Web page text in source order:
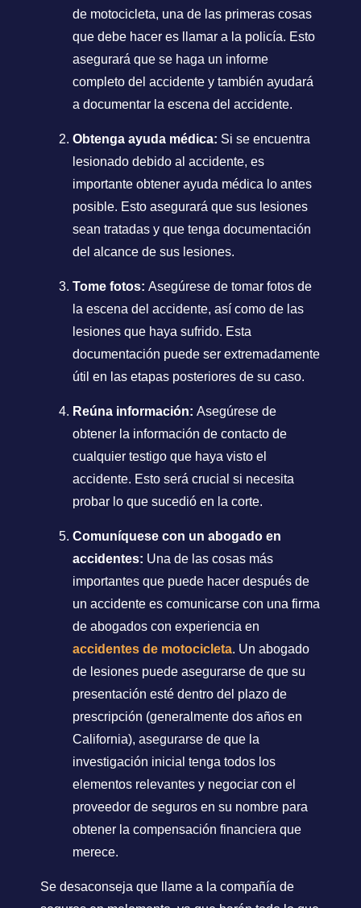
de motocicleta, una de las primeras cosas
que debe hacer es llamar a la policía. Esto
asegurará que se haga un informe
completo del accidente y también ayudará
a documentar la escena del accidente.
Obtenga ayuda médica: Si se encuentra
lesionado debido al accidente, es
importante obtener ayuda médica lo antes
posible. Esto asegurará que sus lesiones
sean tratadas y que tenga documentación
del alcance de sus lesiones.
Tome fotos: Asegúrese de tomar fotos de
la escena del accidente, así como de las
lesiones que haya sufrido. Esta
documentación puede ser extremadamente
útil en las etapas posteriores de su caso.
Reúna información: Asegúrese de
obtener la información de contacto de
cualquier testigo que haya visto el
accidente. Esto será crucial si necesita
probar lo que sucedió en la corte.
Comuníquese con un abogado en
accidentes: Una de las cosas más
importantes que puede hacer después de
un accidente es comunicarse con una firma
de abogados con experiencia en
accidentes de motocicleta. Un abogado
de lesiones puede asegurarse de que su
presentación esté dentro del plazo de
prescripción (generalmente dos años en
California), asegurarse de que la
investigación inicial tenga todos los
elementos relevantes y negociar con el
proveedor de seguros en su nombre para
obtener la compensación financiera que
merece.
Se desaconseja que llame a la compañía de